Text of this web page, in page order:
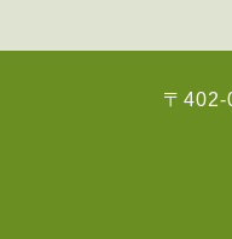
〒402-